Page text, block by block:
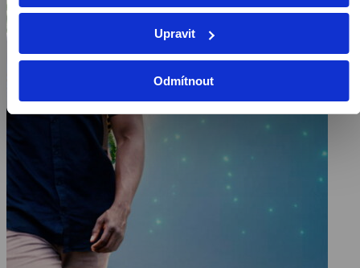
Upravit
Odmítnout